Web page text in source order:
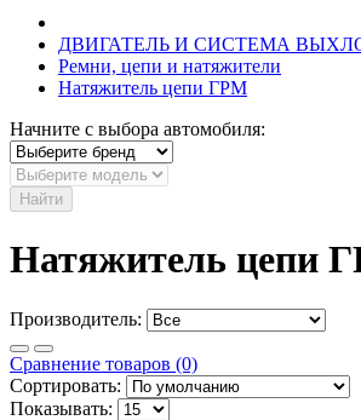
ДВИГАТЕЛЬ И СИСТЕМА
Ремни, цепи и натяжители
Натяжитель цепи ГРМ
Начните с выбора автомобиля:
Найти
Натяжитель цепи
Производитель:
Сравнение товаров (0)
Сортировать:
Показывать: